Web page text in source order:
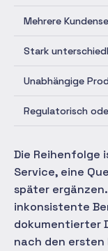
Mehrere
Stark
Unabhängige
Regulatorisch
Die Reihenfolge
Service, eine
später
inkonsistente
dokumentierter
nach den ersten